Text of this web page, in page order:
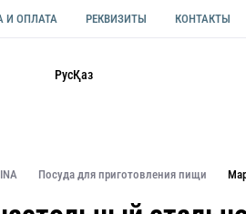
И ОПЛАТА РЕКВИЗИТЫ КОНТАКТЫ
РусҚаз
Посуда для приготовления пищи